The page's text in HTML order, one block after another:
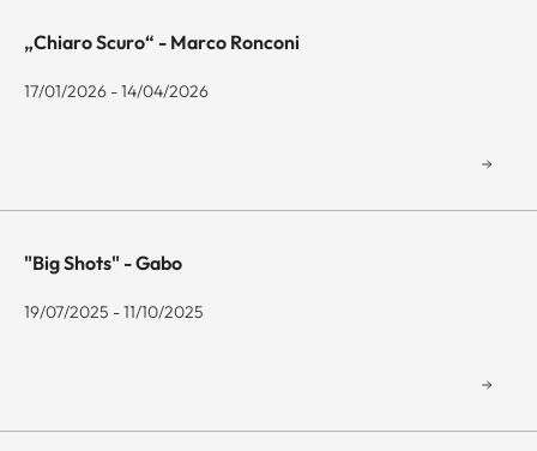
„Chiaro Scuro“ - Marco Ronconi
17/01/2026 - 14/04/2026
"Big Shots" - Gabo
19/07/2025 - 11/10/2025